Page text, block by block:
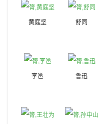
黄庭坚 舒同
李邕 鲁迅